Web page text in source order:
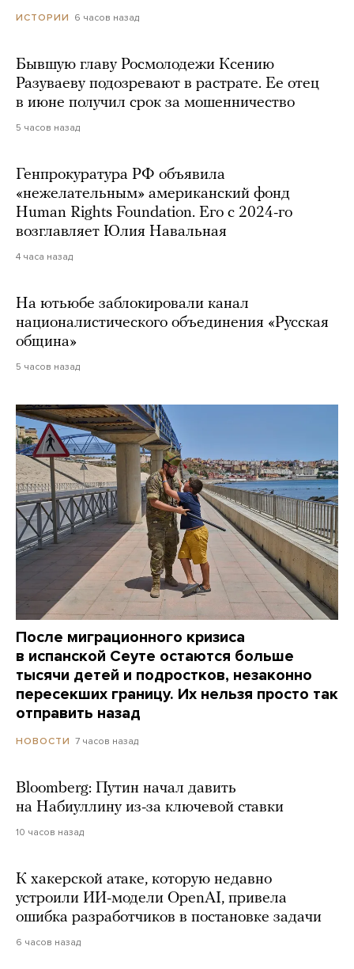
ИСТОРИИ 6 часов назад
Бывшую главу Росмолодежи Ксению
Разуваеву подозревают в растрате. Ее отец
в июне получил срок за мошенничество
5 часов назад
Генпрокуратура РФ объявила
«нежелательным» американский фонд
Human Rights Foundation. Его с 2024-го
возглавляет Юлия Навальная
4 часа назад
На ютьюбе заблокировали канал
националистического объединения «Русская
община»
5 часов назад
После миграционного кризиса
в испанской Сеуте остаются больше
тысячи детей и подростков, незаконно
пересекших границу. Их нельзя просто так
отправить назад
НОВОСТИ 7 часов назад
Bloomberg: Путин начал давить
на Набиуллину из-за ключевой ставки
10 часов назад
К хакерской атаке, которую недавно
устроили ИИ-модели OpenAI, привела
ошибка разработчиков в постановке задачи
6 часов назад